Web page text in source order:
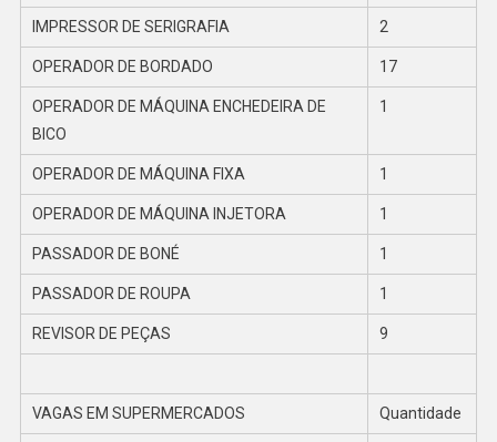
IMPRESSOR DE SERIGRAFIA 2
OPERADOR DE BORDADO 17
OPERADOR DE MÁQUINA ENCHEDEIRA DE
BICO
1
OPERADOR DE MÁQUINA FIXA 1
OPERADOR DE MÁQUINA INJETORA 1
PASSADOR DE BONÉ 1
PASSADOR DE ROUPA 1
REVISOR DE PEÇAS 9
VAGAS EM SUPERMERCADOS Quantidade